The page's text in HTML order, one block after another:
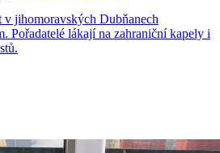
jihomoravských Dubňanech
Pořadatelé lákají na zahraniční kapely i